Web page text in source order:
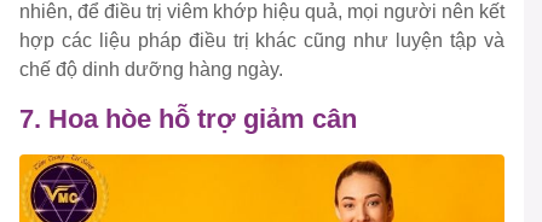
nhiên, để điều trị viêm khớp hiệu quả, mọi người nên kết
hợp các liệu pháp điều trị khác cũng như luyện tập và
chế độ dinh dưỡng hàng ngày.
7. Hoa hòe hỗ trợ giảm cân